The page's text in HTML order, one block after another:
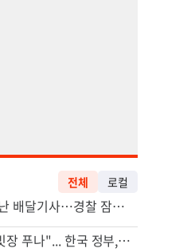
전체 로컬
신호위반 후 달아난 배달기사…경찰 잠복해 잡고보니 ‘반전’
"65세 복수국적 빗장 푸나"... 한국 정부, 연령 완화 전면 추진